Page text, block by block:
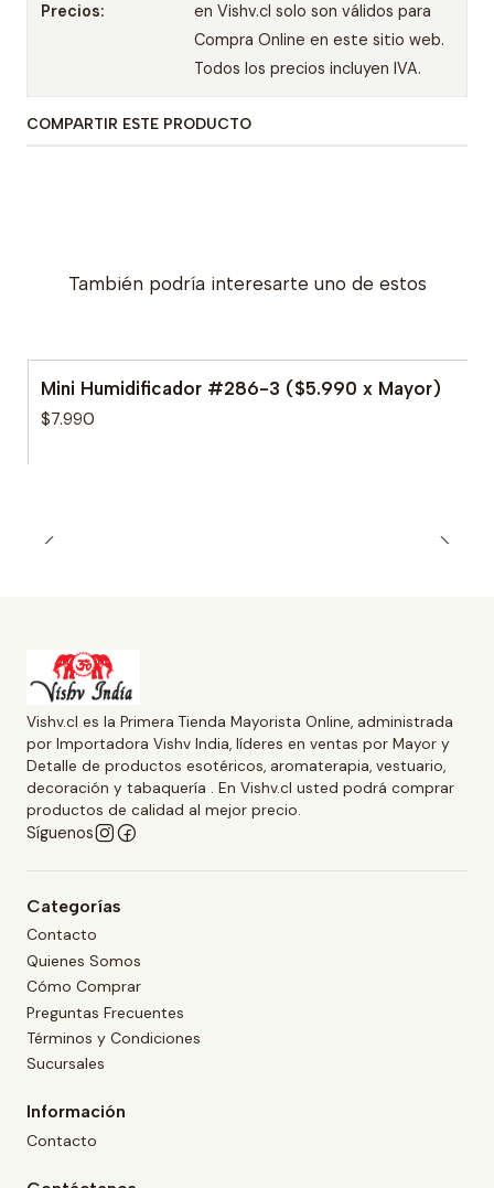
Precios:
en Vishv.cl solo son válidos para
Compra Online en este sitio web.
Todos los precios incluyen IVA.
COMPARTIR ESTE PRODUCTO
También podría interesarte uno de estos
Mini Humidificador #286-3 ($5.990 x Mayor)
$7.990
Vishv.cl es la Primera Tienda Mayorista Online, administrada
por Importadora Vishv India, líderes en ventas por Mayor y
Detalle de productos esotéricos, aromaterapia, vestuario,
decoración y tabaquería . En Vishv.cl usted podrá comprar
productos de calidad al mejor precio.
Síguenos
Categorías
Contacto
Quienes Somos
Cómo Comprar
Preguntas Frecuentes
Términos y Condiciones
Sucursales
Información
Contacto